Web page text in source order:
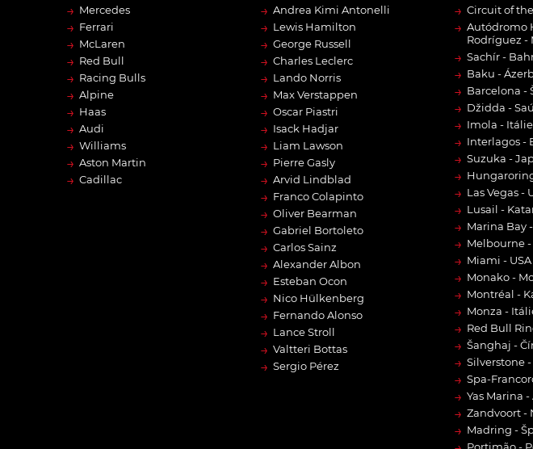
→ Mercedes
→ Ferrari
→ McLaren
→ Red Bull
→ Racing Bulls
→ Alpine
→ Haas
→ Audi
→ Williams
→ Aston Martin
→ Cadillac
→ Andrea Kimi Antonelli
→ Lewis Hamilton
→ George Russell
→ Charles Leclerc
→ Lando Norris
→ Max Verstappen
→ Oscar Piastri
→ Isack Hadjar
→ Liam Lawson
→ Pierre Gasly
→ Arvid Lindblad
→ Franco Colapinto
→ Oliver Bearman
→ Gabriel Bortoleto
→ Carlos Sainz
→ Alexander Albon
→ Esteban Ocon
→ Nico Hülkenberg
→ Fernando Alonso
→ Lance Stroll
→ Valtteri Bottas
→ Sergio Pérez
→ Circuit of
→ Autódromo
Rodríguez -
→ Sachír -
→ Baku -
→ Barcelona -
→ Džidda -
→ Imola - Itálie
→ Interlagos -
→ Suzuka -
→
→ Las Vegas -
→ Lusail -
→ Marina Bay
→ Melbourne
→ Miami - USA
→ Monako -
→ Montréal -
→ Monza -
→ Red Bull
→ Šanghaj -
→ Silverstone
→ Spa-
→ Yas Marina
→ Zandvoort -
→ Madring -